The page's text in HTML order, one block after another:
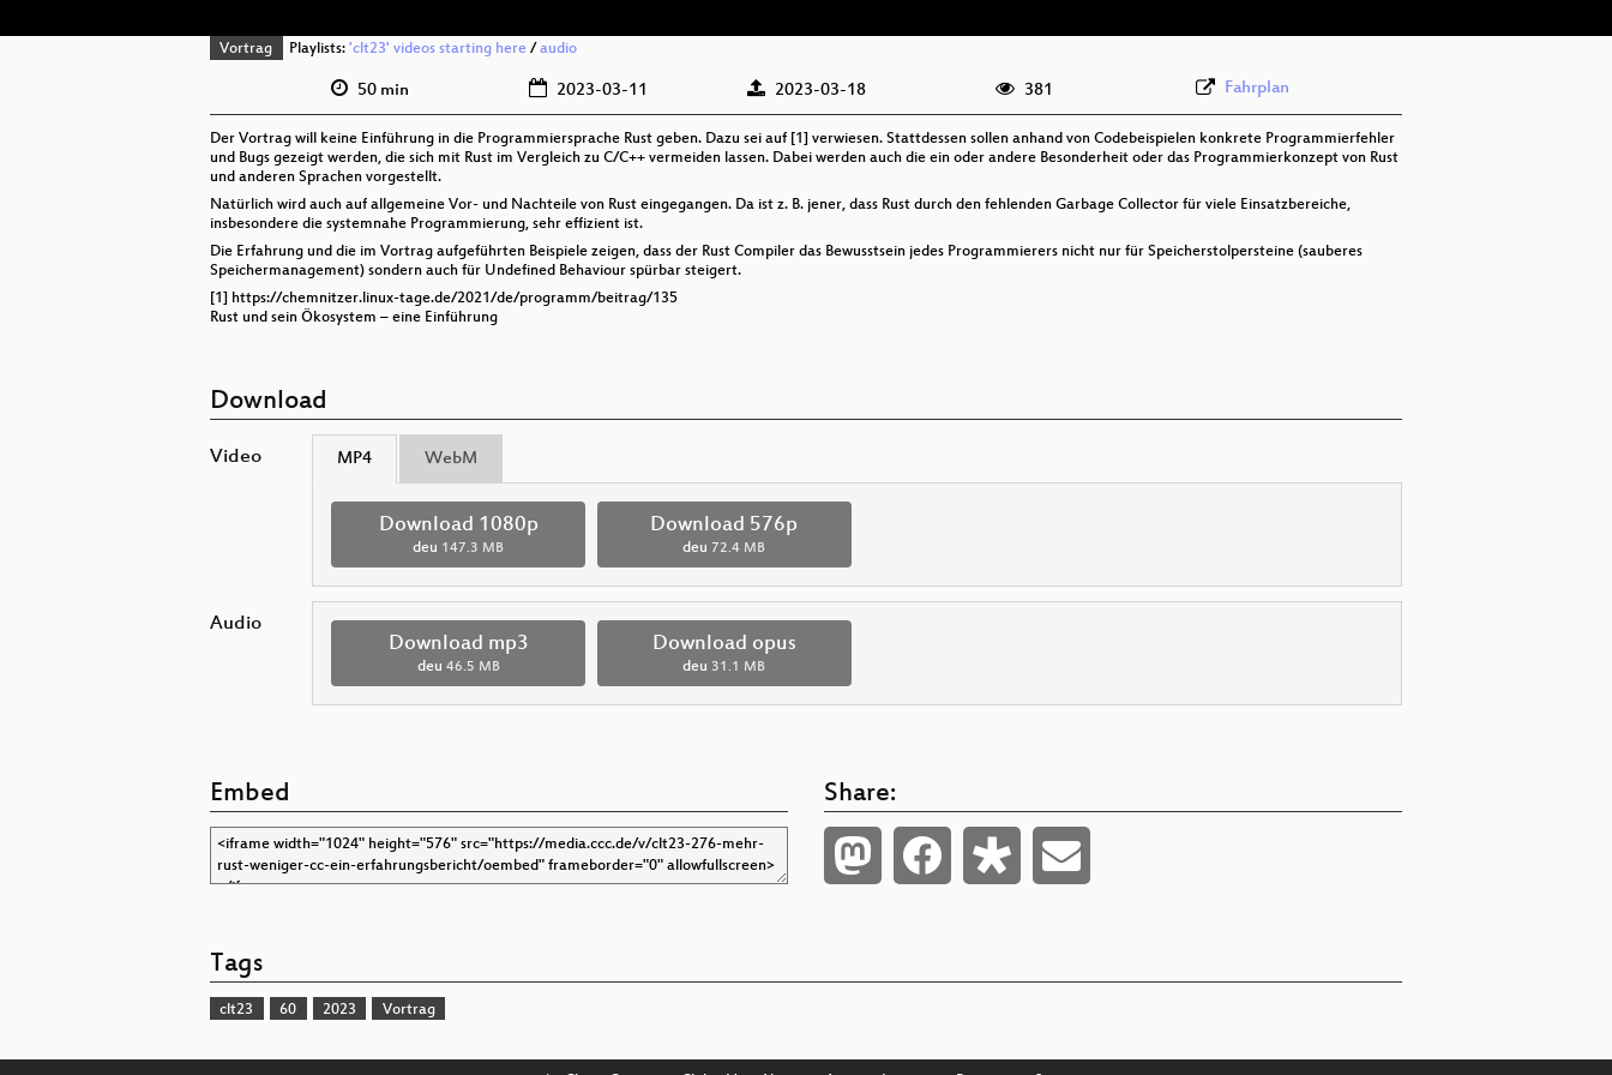
Vortrag Playlists: 'clt23' videos starting here/ audio
50 min 2023-03-11 2023-03-18 381 Fahrplan
Der Vortrag will keine Einführung in die Programmiersprache Rust geben. Dazu sei auf [1] verwiesen. Stattdessen sollen anhand von Codebeispielen konkrete Programmierfehler
und Bugs gezeigt werden, die sich mit Rust im Vergleich zu C/C++ vermeiden lassen. Dabei werden auch die ein oder andere Besonderheit oder das Programmierkonzept von Rust
und anderen Sprachen vorgestellt.
Natürlich wird auch auf allgemeine Vor- und Nachteile von Rust eingegangen. Da ist z. B. jener, dass Rust durch den fehlenden Garbage Collector für viele Einsatzbereiche,
insbesondere die systemnahe Programmierung, sehr effizient ist.
Die Erfahrung und die im Vortrag aufgeführten Beispiele zeigen, dass der Rust Compiler das Bewusstsein jedes Programmierers nicht nur für Speicherstolpersteine (sauberes
Speichermanagement) sondern auch für Undefined Behaviour spürbar steigert.
[1] https://chemnitzer.linux-tage.de/2021/de/programm/beitrag/135
Rust und sein Ökosystem – eine Einführung
Download
Video MP4 WebM
Download 1080p
deu 147.3 MB
Download 576p
deu 72.4 MB
Audio
Download mp3
deu 46.5 MB
Download opus
deu 31.1 MB
Embed Share:
Tags
clt23 60 2023 Vortrag